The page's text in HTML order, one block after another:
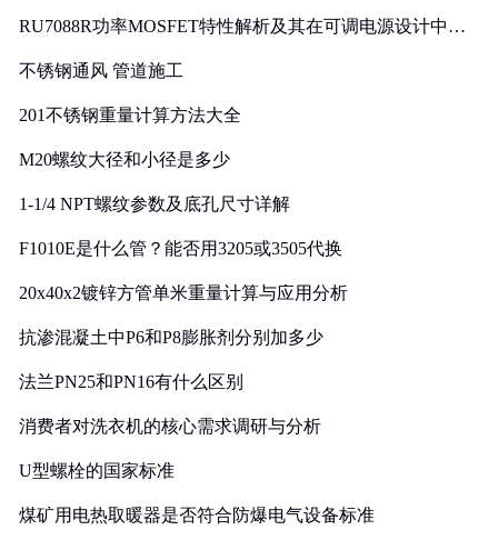
RU7088R功率MOSFET特性解析及其在可调电源设计中的
不锈钢通风 管道施工
201不锈钢重量计算方法大全
M20螺纹大径和小径是多少
1-1/4 NPT螺纹参数及底孔尺寸详解
F1010E是什么管？能否用3205或3505代换
20x40x2镀锌方管单米重量计算与应用分析
抗渗混凝土中P6和P8膨胀剂分别加多少
法兰PN25和PN16有什么区别
消费者对洗衣机的核心需求调研与分析
U型螺栓的国家标准
煤矿用电热取暖器是否符合防爆电气设备标准